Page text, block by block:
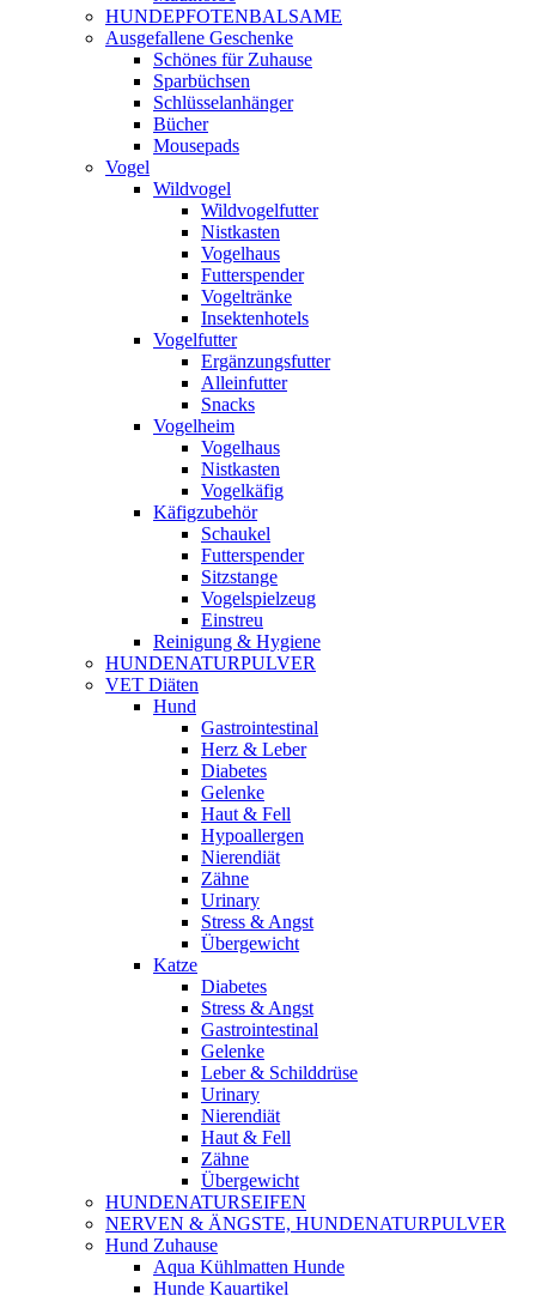
HUNDEPFOTENBALSAME
Ausgefallene Geschenke
Schönes für Zuhause
Sparbüchsen
Schlüsselanhänger
Bücher
Mousepads
Vogel
Wildvogel
Wildvogelfutter
Nistkasten
Vogelhaus
Futterspender
Vogeltränke
Insektenhotels
Vogelfutter
Ergänzungsfutter
Alleinfutter
Snacks
Vogelheim
Vogelhaus
Nistkasten
Vogelkäfig
Käfigzubehör
Schaukel
Futterspender
Sitzstange
Vogelspielzeug
Einstreu
Reinigung & Hygiene
HUNDENATURPULVER
VET Diäten
Hund
Gastrointestinal
Herz & Leber
Diabetes
Gelenke
Haut & Fell
Hypoallergen
Nierendiät
Zähne
Urinary
Stress & Angst
Übergewicht
Katze
Diabetes
Stress & Angst
Gastrointestinal
Gelenke
Leber & Schilddrüse
Urinary
Nierendiät
Haut & Fell
Zähne
Übergewicht
HUNDENATURSEIFEN
NERVEN & ÄNGSTE, HUNDENATURPULVER
Hund Zuhause
Aqua Kühlmatten Hunde
Hunde Kauartikel